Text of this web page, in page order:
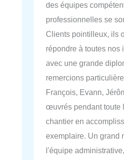
des équipes
professionnelles se
Clients pointilleux, ils
répondre à toutes nos
avec une grande
remercions
François, Evann,
œuvrés pendant toute
chantier en
exemplaire. Un grand
l'équipe